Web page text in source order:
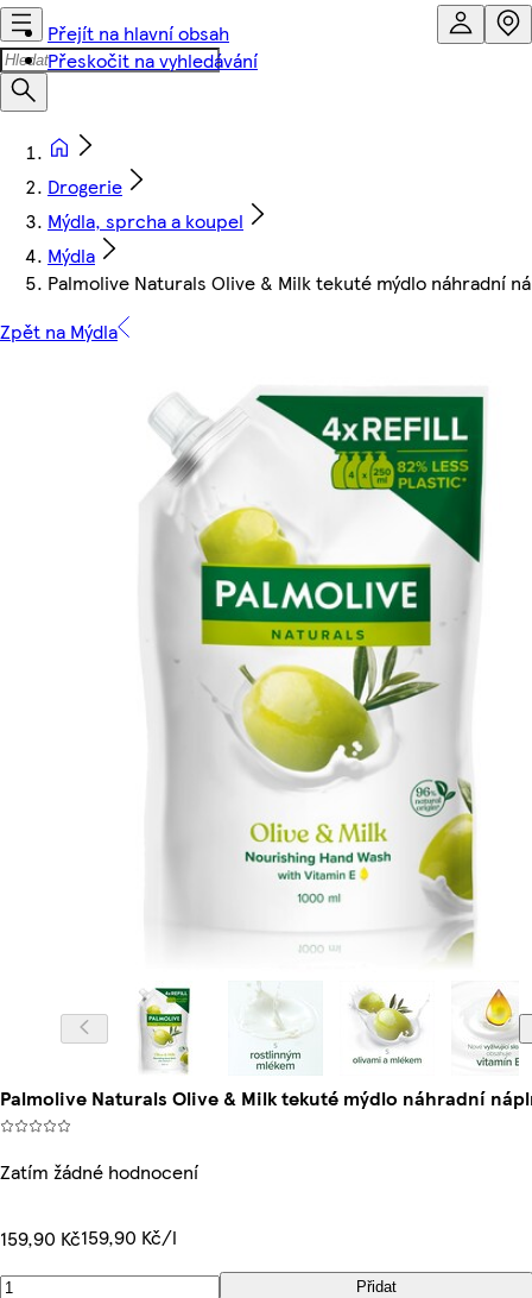
Přejít na hlavní obsah
Přeskočit na vyhledávání
Drogerie
Mýdla, sprcha a koupel
Mýdla
Palmolive Naturals Olive & Milk tekuté mýdlo náhradní
Zpět na Mýdla
Palmolive Naturals Olive & Milk tekuté mýdlo náhradní
Zatím žádné hodnocení
159,90 Kč159,90 Kč/l
Přidat